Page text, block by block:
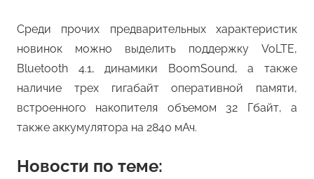
Среди прочих предварительных характеристик
новинок можно выделить поддержку VoLTE,
Bluetooth 4.1, динамики BoomSound, а также
наличие трех гигабайт оперативной памяти,
встроенного накопителя объемом 32 Гбайт, а
также аккумулятора на 2840 мАч.
Новости по теме: